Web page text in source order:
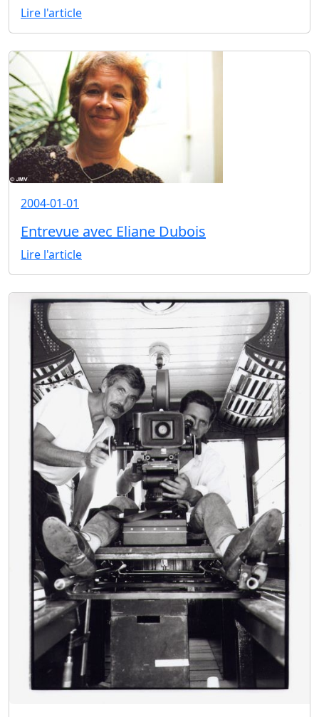
Lire l'article
2004-01-01
Entrevue avec Eliane Dubois
Lire l'article